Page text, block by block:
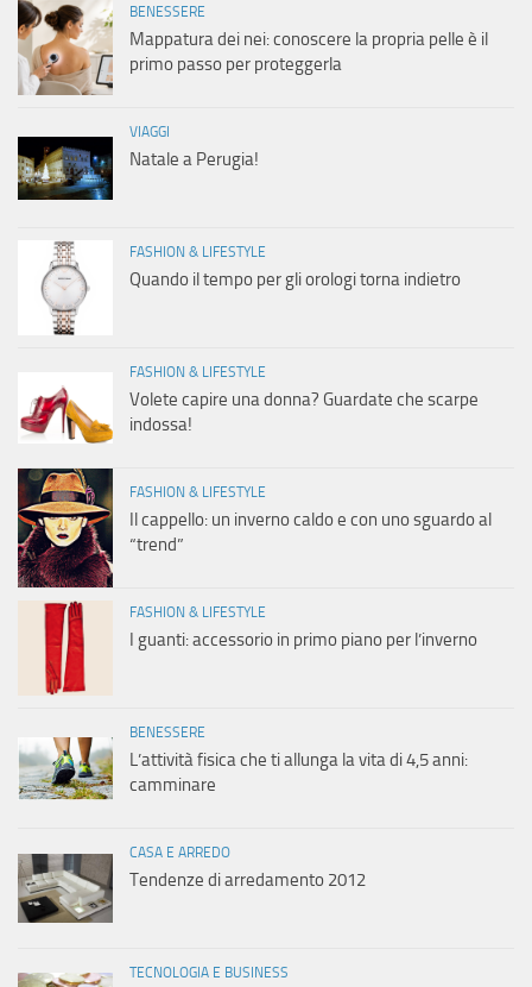
BENESSERE
Mappatura dei nei: conoscere la propria pelle è il
primo passo per proteggerla
VIAGGI
Natale a Perugia!
FASHION & LIFESTYLE
Quando il tempo per gli orologi torna indietro
FASHION & LIFESTYLE
Volete capire una donna? Guardate che scarpe
indossa!
FASHION & LIFESTYLE
Il cappello: un inverno caldo e con uno sguardo al
“trend”
FASHION & LIFESTYLE
I guanti: accessorio in primo piano per l’inverno
BENESSERE
L’attività fisica che ti allunga la vita di 4,5 anni:
camminare
CASA E ARREDO
Tendenze di arredamento 2012
TECNOLOGIA E BUSINESS